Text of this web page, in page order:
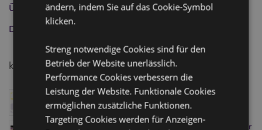
Über uns(1)
Die Puckator Gruppe
kürzliche Posts
Puckator wurde für Gift of the Year 2026 nominiert
Januar 08, 2026
Besuchen Sie den Homexpo Showroom von Puckator
ändern, indem Sie auf das Cookie-Symbol
klicken.
Streng notwendige Cookies sind für den
Betrieb der Website unerlässlich.
Performance Cookies verbessern die
Leistung der Website. Funktionale Cookies
ermöglichen zusätzliche Funktionen.
Targeting Cookies werden für Anzeigen-